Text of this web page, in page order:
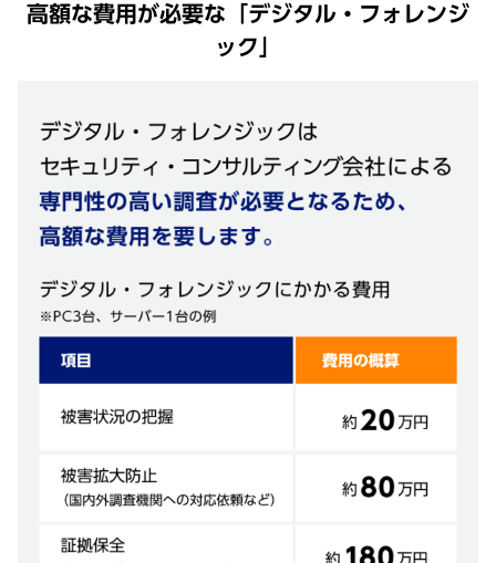
高額な費用が必要な「デジタル・フォレンジ
ック」